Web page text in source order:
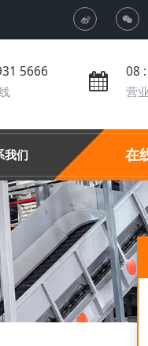
5666
08
营
在
我们